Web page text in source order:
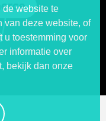
de website te
van deze website, of
u toestemming voor
informatie over
bekijk dan onze